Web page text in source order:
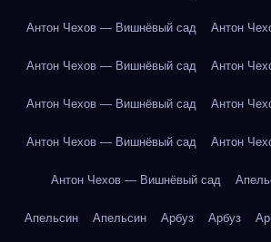
Антон Чехов — Вишнёвый сад Антон
Антон Чехов — Вишнёвый сад Антон
Антон Чехов — Вишнёвый сад Антон
Антон Чехов — Вишнёвый сад Антон
Антон Чехов — Вишнёвый сад
Апельсин Апельсин Арбуз Арбуз